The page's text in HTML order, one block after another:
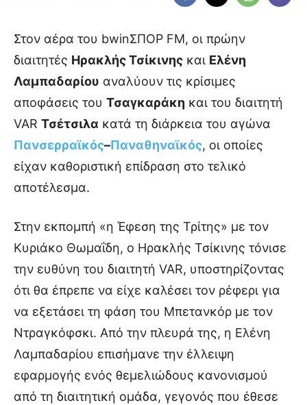
Στον αέρα του bwinΣΠΟΡ FM, οι πρώην
διαιτητές Ηρακλής Τσίκινης και Ελένη
Λαμπαδαρίου αναλύουν τις κρίσιμες
αποφάσεις του Τσαγκαράκη και του διαιτητή
VAR Τσέτσιλα κατά τη διάρκεια του αγώνα
Πανσερραϊκός–Παναθηναϊκός, οι οποίες
είχαν καθοριστική επίδραση στο τελικό
αποτέλεσμα.
Στην εκπομπή «η Έφεση της Τρίτης» με τον
Κυριάκο Θωμαΐδη, ο Ηρακλής Τσίκινης τόνισε
την ευθύνη του διαιτητή VAR, υποστηρίζοντας
ότι θα έπρεπε να είχε καλέσει τον ρέφερι για
να εξετάσει τη φάση του Μπετανκόρ με τον
Ντραγκόφσκι. Από την πλευρά της, η Ελένη
Λαμπαδαρίου επισήμανε την έλλειψη
εφαρμογής ενός θεμελιώδους κανονισμού
από τη διαιτητική ομάδα, γεγονός που έθεσε